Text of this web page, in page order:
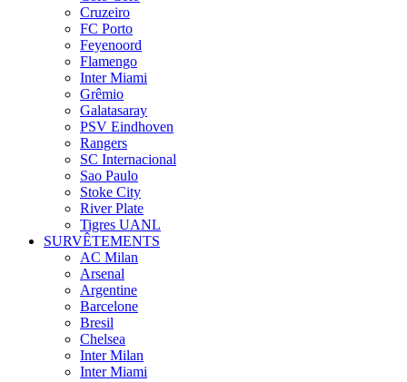
Cruzeiro
FC Porto
Feyenoord
Flamengo
Inter Miami
Grêmio
Galatasaray
PSV Eindhoven
Rangers
SC Internacional
Sao Paulo
Stoke City
River Plate
Tigres UANL
SURVÊTEMENTS
AC Milan
Arsenal
Argentine
Barcelone
Bresil
Chelsea
Inter Milan
Inter Miami